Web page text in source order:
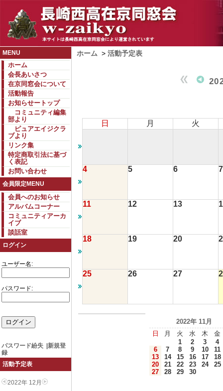
MENU
ホーム
会長あいさつ
在京同窓会について
活動報告
お知らせートップ
コミュニティ編集
部より
ピュアエイジクラ
ブより
リンク集
特定商取引法に基づ
く表記
お問い合わせ
会員限定MENU
会員へのお知らせ
アルバムコーナー
コミュニティアーカ
イブ
談話室
ログイン
ユーザー名:
パスワード:
パスワード紛失
新規登
録
活動予定表
2022年 12月
ホーム > 活動予定表
日 月 火
4 5 6 7
11 12 13
18 19 20
25 26 27
2022年 11月
日
月 火 水 木
金
1
2 3
4
6
7 8 9 10
11
13
14 15 16 17
18
20
21 22 23 24
25
27
28 29 30